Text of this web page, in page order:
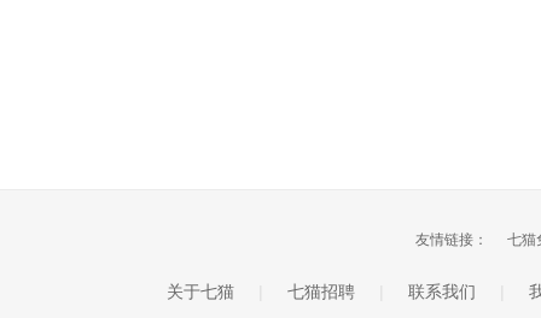
友情链接： 七猫
关于七猫 七猫招聘 联系我们